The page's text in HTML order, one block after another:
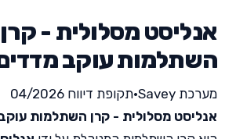
אנליסט מסלולית - קרן
השתלמות עוקב
מערכת Savey •תקופת דיווח 04/2026
אנליסט מסלולית - קרן השתלמות